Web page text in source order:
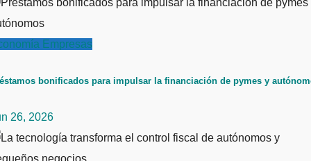
Empresas
bonificados para impulsar la financiación de pymes y
26, 2026